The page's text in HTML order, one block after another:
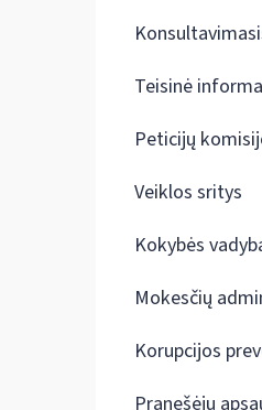
Teisinė
Peticijų
Veiklos sritys
Kokybės
Mokesčių
Korupcijos
Pranešėjų